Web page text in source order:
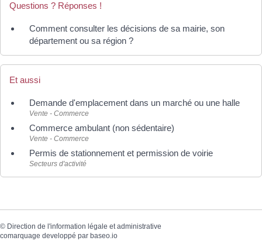
Questions ? Réponses !
Comment consulter les décisions de sa mairie, son
département ou sa région ?
Et aussi
Demande d'emplacement dans un marché ou une halle
Vente - Commerce
Commerce ambulant (non sédentaire)
Vente - Commerce
Permis de stationnement et permission de voirie
Secteurs d'activité
© Direction de l'information légale et administrative
comarquage developpé par baseo.io